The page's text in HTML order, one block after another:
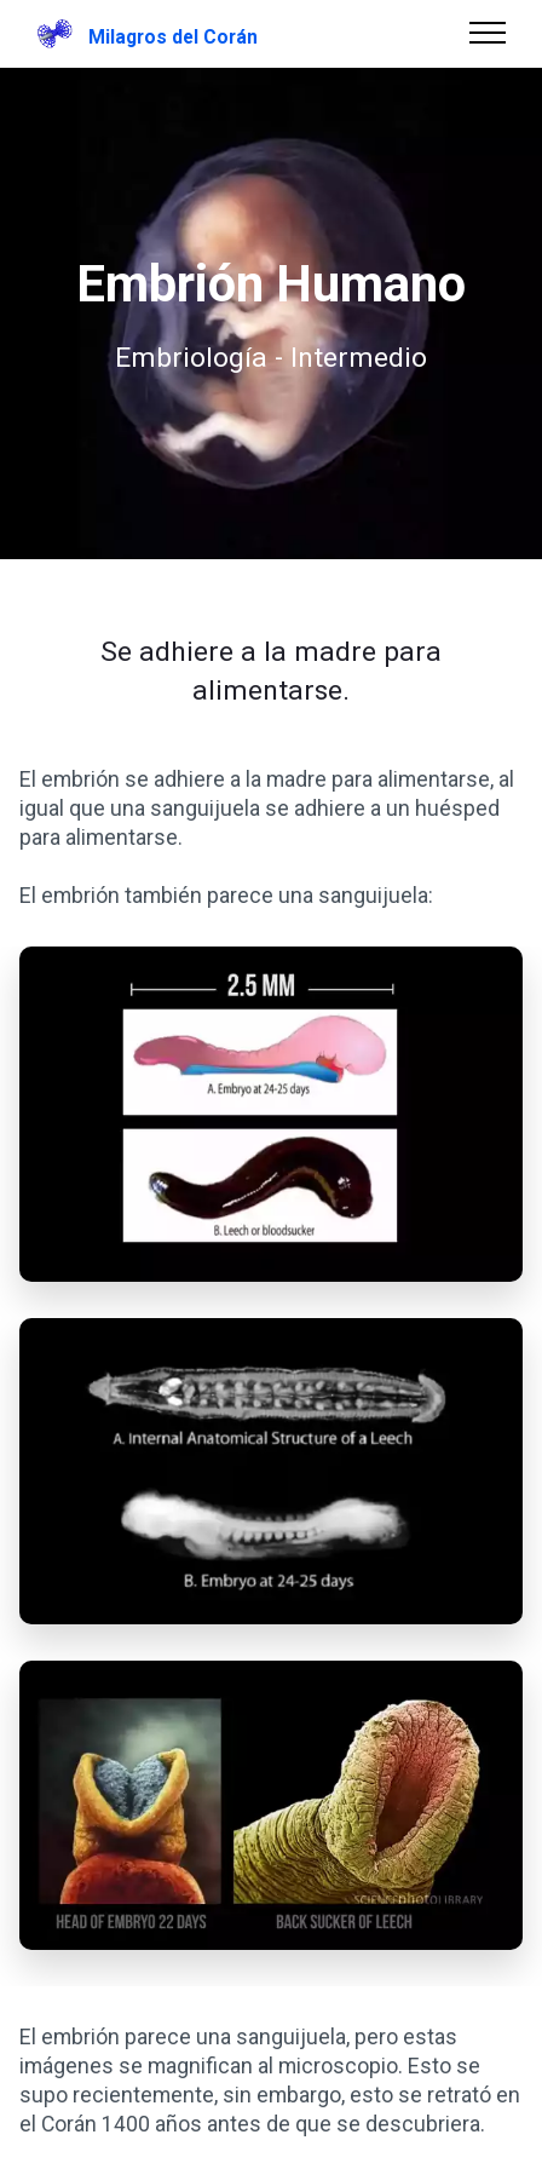
Milagros del Corán
Embrión Humano
Embriología - Intermedio
Se adhiere a la madre para
alimentarse.
El embrión se adhiere a la madre para alimentarse, al
igual que una sanguijuela se adhiere a un huésped
para alimentarse.
El embrión también parece una sanguijuela:
El embrión parece una sanguijuela, pero estas
imágenes se magnifican al microscopio. Esto se
supo recientemente, sin embargo, esto se retrató en
el Corán 1400 años antes de que se descubriera.